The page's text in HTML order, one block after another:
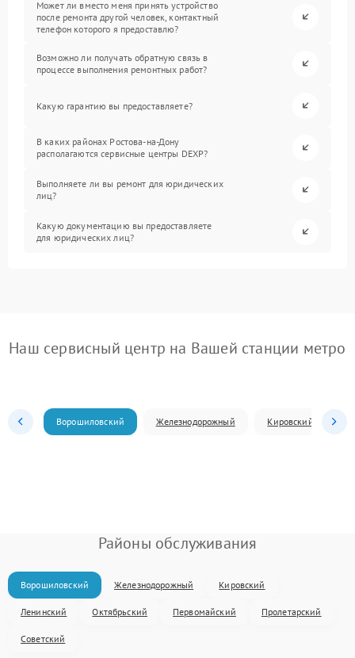
Может ли вместо меня принять устройство
после ремонта другой человек, контактный
телефон которого я предоставлю?
Возможно ли получать обратную связь в
процессе выполнения ремонтных работ?
Какую гарантию вы предоставляете?
В каких районах Ростова-на-Дону
располагаются сервисные центры DEXP?
Выполняете ли вы ремонт для юридических
лиц?
Какую документацию вы предоставляете
для юридических лиц?
Наш сервисный центр на Вашей станции метро
Ворошиловский Железнодорожный Кировский
Районы обслуживания
Ворошиловский Железнодорожный Кировский
Ленинский Октябрьский Первомайский Пролетарский
Советский